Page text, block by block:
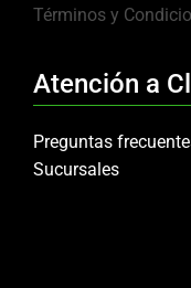
Términos y
Atención a
Preguntas
Sucursales